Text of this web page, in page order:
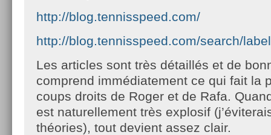
http://blog.tennisspeed.com/
http://blog.tennisspeed.com/search/
Les articles sont très détaillés et de
comprend immédiatement ce qui fait la
coups droits de Roger et de Rafa.
est naturellement très explosif
théories), tout devient assez clair.